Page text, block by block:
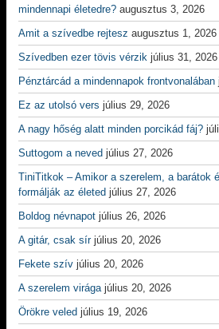
mindennapi életedre? augusztus 3, 2026
Amit a szívedbe rejtesz augusztus 1, 2026
Szívedben ezer tövis vérzik július 31, 2026
Pénztárcád a mindennapok frontvonalában
Ez az utolsó vers július 29, 2026
A nagy hőség alatt minden porcikád fáj?
Suttogom a neved július 27, 2026
TiniTitkok – Amikor a szerelem, a barátok
formálják az életed július 27, 2026
Boldog névnapot július 26, 2026
A gitár, csak sír július 20, 2026
Fekete szív július 20, 2026
A szerelem virága július 20, 2026
Örökre veled július 19, 2026